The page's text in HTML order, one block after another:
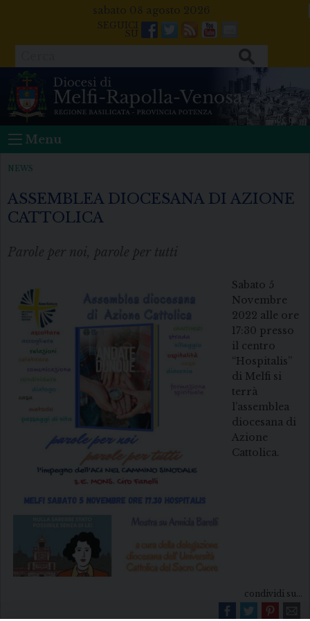
sabato 08 agosto 2026
Facebook
Twitter
FeedsYoutube
Mail
Menu
NEWS
ASSEMBLEA DIOCESANA DI AZIONE
CATTOLICA
Parole per noi, parole per tutti
Sabato 5
Novembre
2022 alle ore
17:30 presso
il centro
“Hospitalis”
di Melfi si
terrà
l’assemblea
diocesana di
Azione
Cattolica.
condividi su...